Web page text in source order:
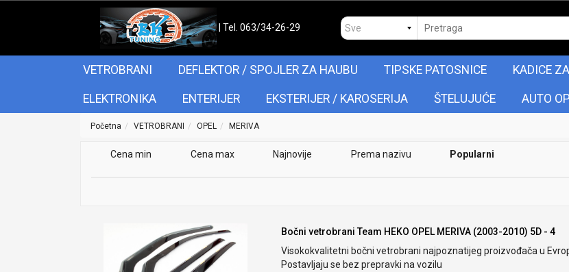
| Tel. 063/34-26-29
VETROBRANI DEFLEKTOR / SPOJLER ZA HAUBU TIPSKE PATOSNICE KADICE
ELEKTRONIKA ENTERIJER EKSTERIJER / KAROSERIJA ŠTELUJUĆE AUTO
Početna VETROBRANI OPEL MERIVA
Cena min Cena max Najnovije Prema nazivu Popularni
Bočni vetrobrani Team HEKO OPEL MERIVA (2003-2010) 5D - 4
Visokokvalitetni bočni vetrobrani najpoznatijeg proizvođača u
Postavljaju se bez prepravki na vozilu